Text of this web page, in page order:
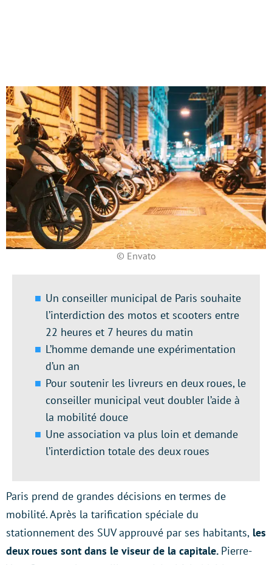
© Envato
Un conseiller municipal de Paris souhaite
l’interdiction des motos et scooters entre
22 heures et 7 heures du matin
L’homme demande une expérimentation
d’un an
Pour soutenir les livreurs en deux roues, le
conseiller municipal veut doubler l’aide à
la mobilité douce
Une association va plus loin et demande
l’interdiction totale des deux roues
Paris prend de grandes décisions en termes de
mobilité. Après la tarification spéciale du
stationnement des SUV approuvé par ses habitants, les
deux roues sont dans le viseur de la capitale. Pierre-